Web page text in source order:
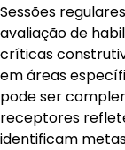
Sessões
avaliação de
críticas
em áreas
pode ser
receptores
identificam